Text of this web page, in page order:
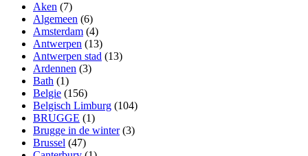
Aken (7)
Algemeen (6)
Amsterdam (4)
Antwerpen (13)
Antwerpen stad (13)
Ardennen (3)
Bath (1)
Belgie (156)
Belgisch Limburg (104)
BRUGGE (1)
Brugge in de winter(3)
Brussel (47)